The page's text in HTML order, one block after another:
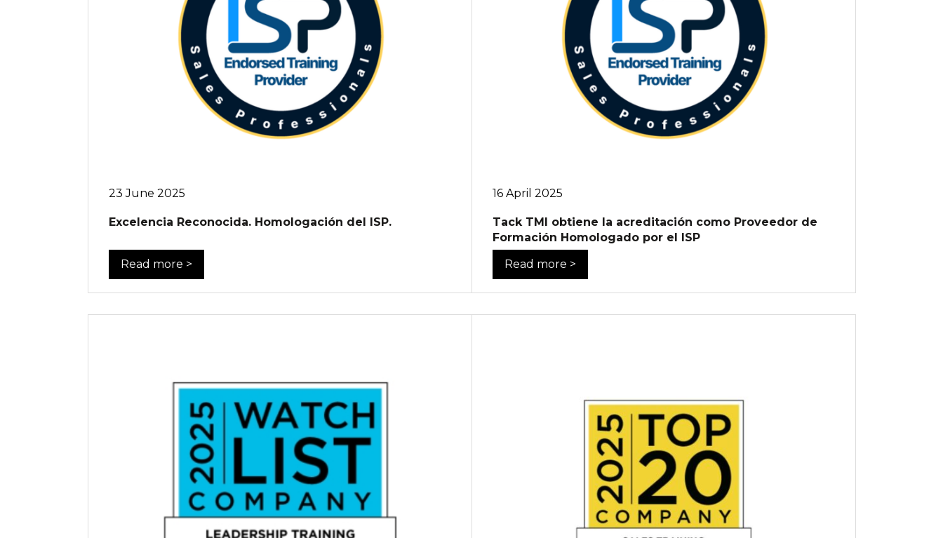
23 June 2025
Excelencia Reconocida. Homologación del ISP.
Read more >
16 April 2025
Tack TMI obtiene la acreditación como Proveedor de
Formación Homologado por el ISP
Read more >